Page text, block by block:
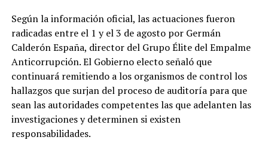
Según la información oficial, las actuaciones fueron
radicadas entre el 1 y el 3 de agosto por Germán
Calderón España, director del Grupo Élite del Empalme
Anticorrupción. El Gobierno electo señaló que
continuará remitiendo a los organismos de control los
hallazgos que surjan del proceso de auditoría para que
sean las autoridades competentes las que adelanten las
investigaciones y determinen si existen
responsabilidades.